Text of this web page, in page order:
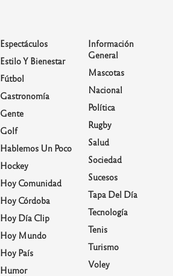
Espectáculos
Estilo Y Bienestar
Fútbol
Gastronomía
Gente
Golf
Hablemos Un Poco
Hockey
Hoy Comunidad
Hoy Córdoba
Hoy Día Clip
Hoy Mundo
Hoy País
Humor
Información
General
Mascotas
Nacional
Política
Rugby
Salud
Sociedad
Sucesos
Tapa Del Día
Tecnología
Tenis
Turismo
Voley